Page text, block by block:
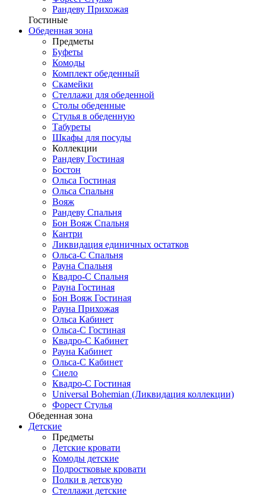
Рандеву Прихожая
Гостиные
Обеденная зона
Предметы
Буфеты
Комоды
Комплект обеденный
Скамейки
Стеллажи для обеденной
Столы обеденные
Стулья в обеденную
Табуреты
Шкафы для посуды
Коллекции
Рандеву Гостиная
Бостон
Ольса Гостиная
Ольса Спальня
Вояж
Рандеву Спальня
Бон Вояж Спальня
Кантри
Ликвидация единичных остатков
Ольса-С Спальня
Рауна Спальня
Квадро-С Спальня
Рауна Гостиная
Бон Вояж Гостиная
Рауна Прихожая
Ольса Кабинет
Ольса-С Гостиная
Квадро-С Кабинет
Рауна Кабинет
Ольса-С Кабинет
Сиело
Квадро-С Гостиная
Universal Bohemian (Ликвидация коллекции)
Форест Стулья
Обеденная зона
Детские
Предметы
Детские кровати
Комоды детские
Подростковые кровати
Полки в детскую
Стеллажи детские